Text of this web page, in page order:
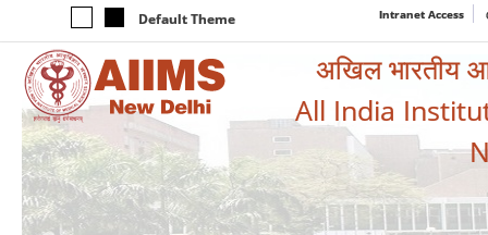
Default Theme Intranet Access
अखिल भारतीय
All India